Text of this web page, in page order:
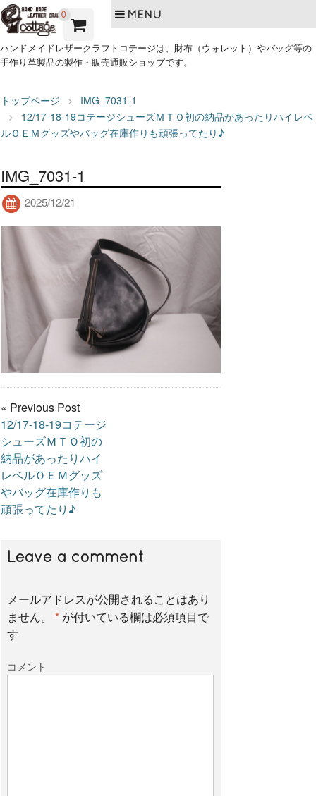
0 MENU
ハンドメイドレザークラフトコテージは、財布（ウォレット）やバッグ等の
手作り革製品の製作・販売通販ショップです。
トップページ
IMG_7031-1
12/17-18-19コテージシューズＭＴＯ初の納品があったりハイレベ
ルＯＥＭグッズやバッグ在庫作りも頑張ってたり♪
IMG_7031-1
2025/12/21
« Previous Post
12/17-18-19コテージ
シューズＭＴＯ初の
納品があったりハイ
レベルＯＥＭグッズ
やバッグ在庫作りも
頑張ってたり♪
Leave a comment
メールアドレスが公開されることはあり
ません。
* が付いている欄は必須項目で
す
コメント